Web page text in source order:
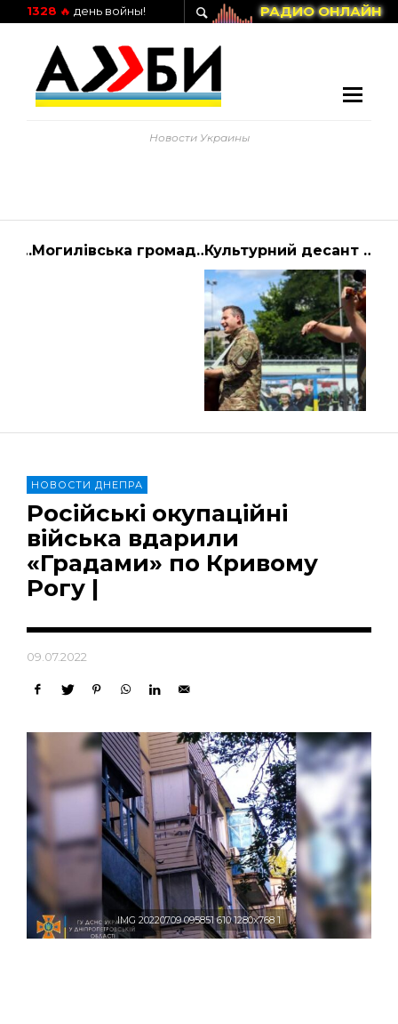
РАДИО ОНЛАЙН
1328 🔥 день войны!
Новости Украины
Українцям стане легше знайти квартиру в Польщі – новини 1+1 – Світ Могилівська громада отримала п’ять багатофункціональних тракторів Культурний десант у Дніпрі: Миколай Сєрга та Олександр Ярмак виступили для захисників України |
НОВОСТИ ДНЕПРА
Російські окупаційні
війська вдарили
«Градами» по Кривому
Рогу |
09.07.2022
IMG 20220709 095851 610 1280x768 1